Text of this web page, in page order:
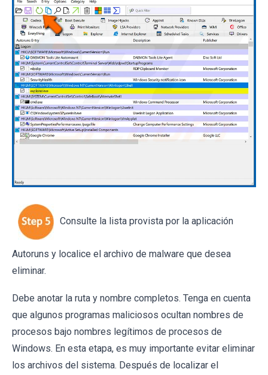
Consulte la lista provista por la aplicación
Autoruns y localice el archivo de malware que desea
eliminar.
Debe anotar la ruta y nombre completos. Tenga en cuenta
que algunos programas maliciosos ocultan nombres de
procesos bajo nombres legítimos de procesos de
Windows. En esta etapa, es muy importante evitar eliminar
los archivos del sistema. Después de localizar el